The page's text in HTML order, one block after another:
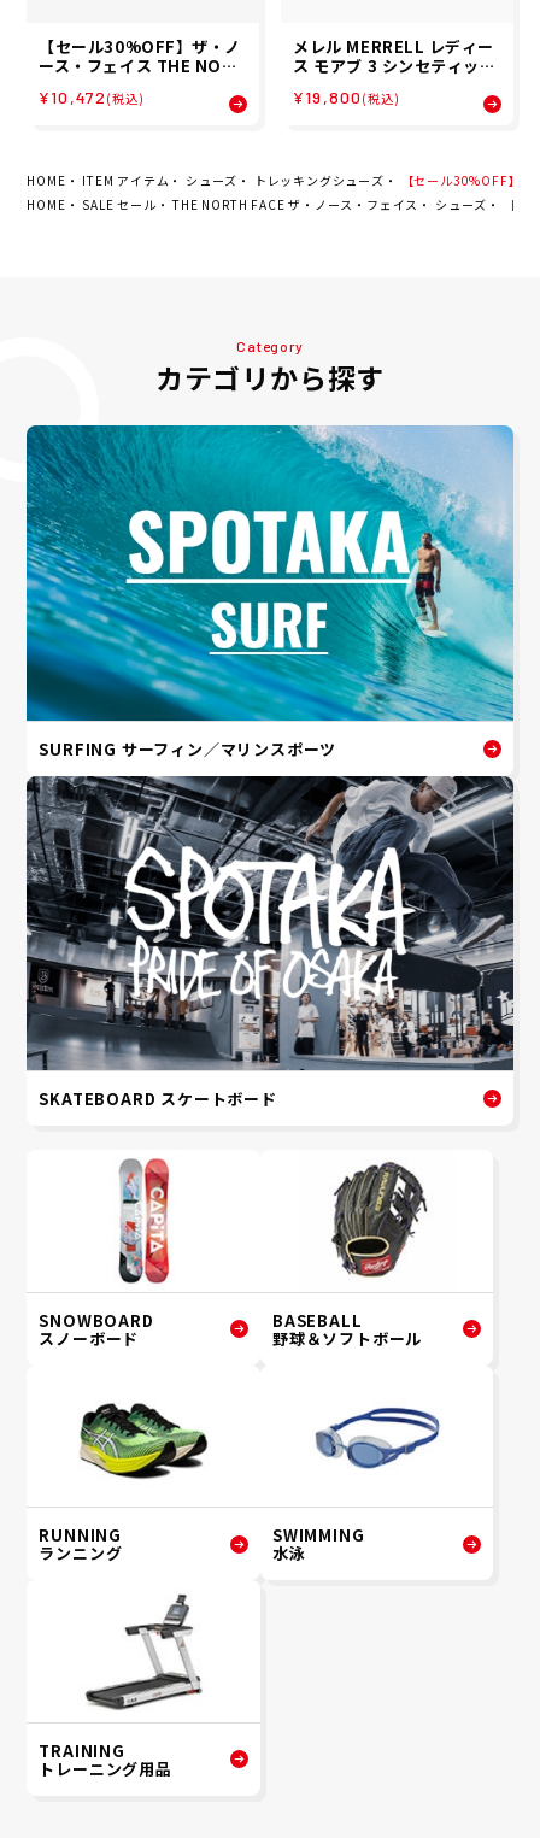
【セール30%OFF】ザ・ノ
ース・フェイス THE NORT
タ STRATUM PORTA スポ
¥10,472 (税込)
メレル MERRELL レディー
ス モアブ 3 シンセティック
MOAB 3 SYN GORE-TEX
¥19,800 (税込)
HOME ITEM アイテム シューズ トレッキングシューズ
【セール30%OFF】
HOME
SALE セール THE NORTH FACE ザ・ノース・フェイス シューズ 【セ
Category
カテゴリから探す
SURFING サーフィン／マリンスポーツ
SKATEBOARD スケートボード
SNOWBOARD
スノーボード
BASEBALL
野球＆ソフトボール
RUNNING
ランニング
SWIMMING
水泳
TRAINING
トレーニング用品